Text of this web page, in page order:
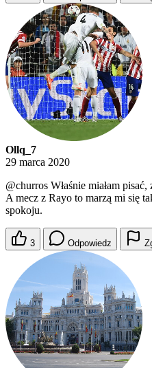
Ollq_7
29 marca 2020
@churros Właśnie miałam
A mecz z Rayo to marzą mi się
spokoju.
3 Odpowiedz